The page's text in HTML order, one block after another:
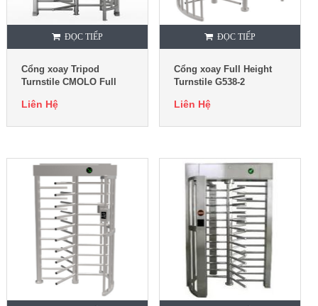
ĐỌC TIẾP
Cổng xoay Tripod
Turnstile CMOLO Full
221AF
Liên Hệ
ĐỌC TIẾP
Cổng xoay Full Height
Turnstile G538-2
Liên Hệ